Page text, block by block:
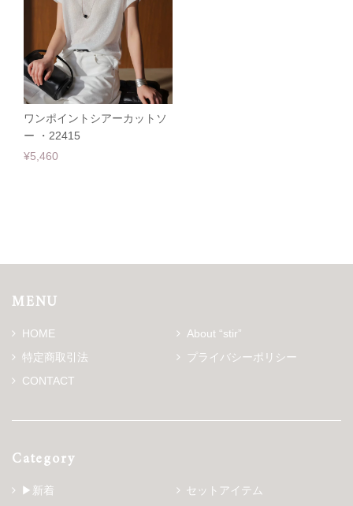
ワンポイントシアーカットソ
ー ・22415
¥5,460
MENU
HOME
About “stir”
特定商取引法
プライバシーポリシー
CONTACT
Category
▶新着
セットアイテム